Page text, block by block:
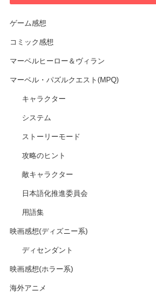
ゲーム感想
コミック感想
マーベルヒーロー＆ヴィラン
マーベル・パズルクエスト(MPQ)
キャラクター
システム
ストーリーモード
攻略のヒント
敵キャラクター
日本語化推進委員会
用語集
映画感想(ディズニー系)
ディセンダント
映画感想(ホラー系)
海外アニメ